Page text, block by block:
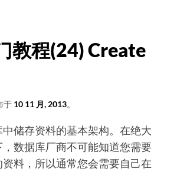
View教程(24) Create
于 10 11 月, 2013。
储存资料的基本架构。在绝大
数据库厂商不可能知道您需要
料，所以通常您会需要自己在